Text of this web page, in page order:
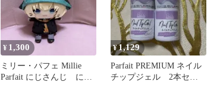
¥ 1,300
ミリー・パフェ Millie
Parfait にじさんじ にじ
¥1,129
Parfait PREMIUM ネイル
チップジェル 2本セッ